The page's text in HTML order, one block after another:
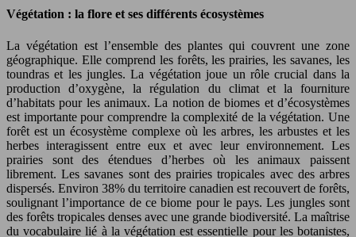
Végétation : la flore et ses différents écosystèmes
La végétation est l’ensemble des plantes qui couvrent une zone
géographique. Elle comprend les forêts, les prairies, les savanes, les
toundras et les jungles. La végétation joue un rôle crucial dans la
production d’oxygène, la régulation du climat et la fourniture
d’habitats pour les animaux. La notion de biomes et d’écosystèmes
est importante pour comprendre la complexité de la végétation. Une
forêt est un écosystème complexe où les arbres, les arbustes et les
herbes interagissent entre eux et avec leur environnement. Les
prairies sont des étendues d’herbes où les animaux paissent
librement. Les savanes sont des prairies tropicales avec des arbres
dispersés. Environ 38% du territoire canadien est recouvert de forêts,
soulignant l’importance de ce biome pour le pays. Les jungles sont
des forêts tropicales denses avec une grande biodiversité. La maîtrise
du vocabulaire lié à la végétation est essentielle pour les botanistes,